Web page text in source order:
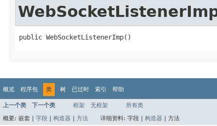
public WebSocketListenerImp()
概览 程序包 类 树 已过时 索引 帮助
上一个类 下一个类 框架 无框架
所有类
概要: 嵌套 | 字段 构造器 方法 详细资料: 字段 | 构造器 方法